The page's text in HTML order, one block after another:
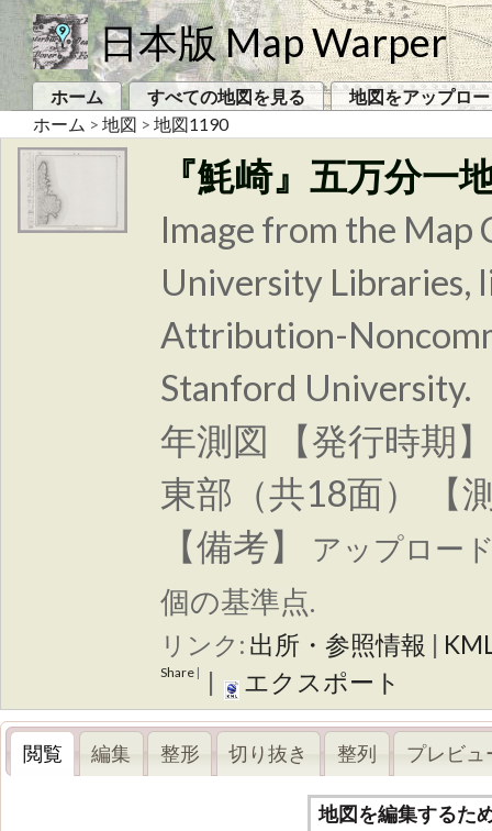
日本版 Map Warper
ホーム すべての地図を見る
地図をアップロ
ホーム > 地図 > 地図1190
『魹崎』五万分一
Image from the Map
University Libraries,
Attribution-
Stanford University.
年測図 【発行時期
東部（共18面） 【
【備考】
アップロー
個の基準点.
リンク: 出所・参照情報 |
Share | | エクスポート
閲覧 編集 整形 切り抜き 整列 プレビュ
地図を編集するた